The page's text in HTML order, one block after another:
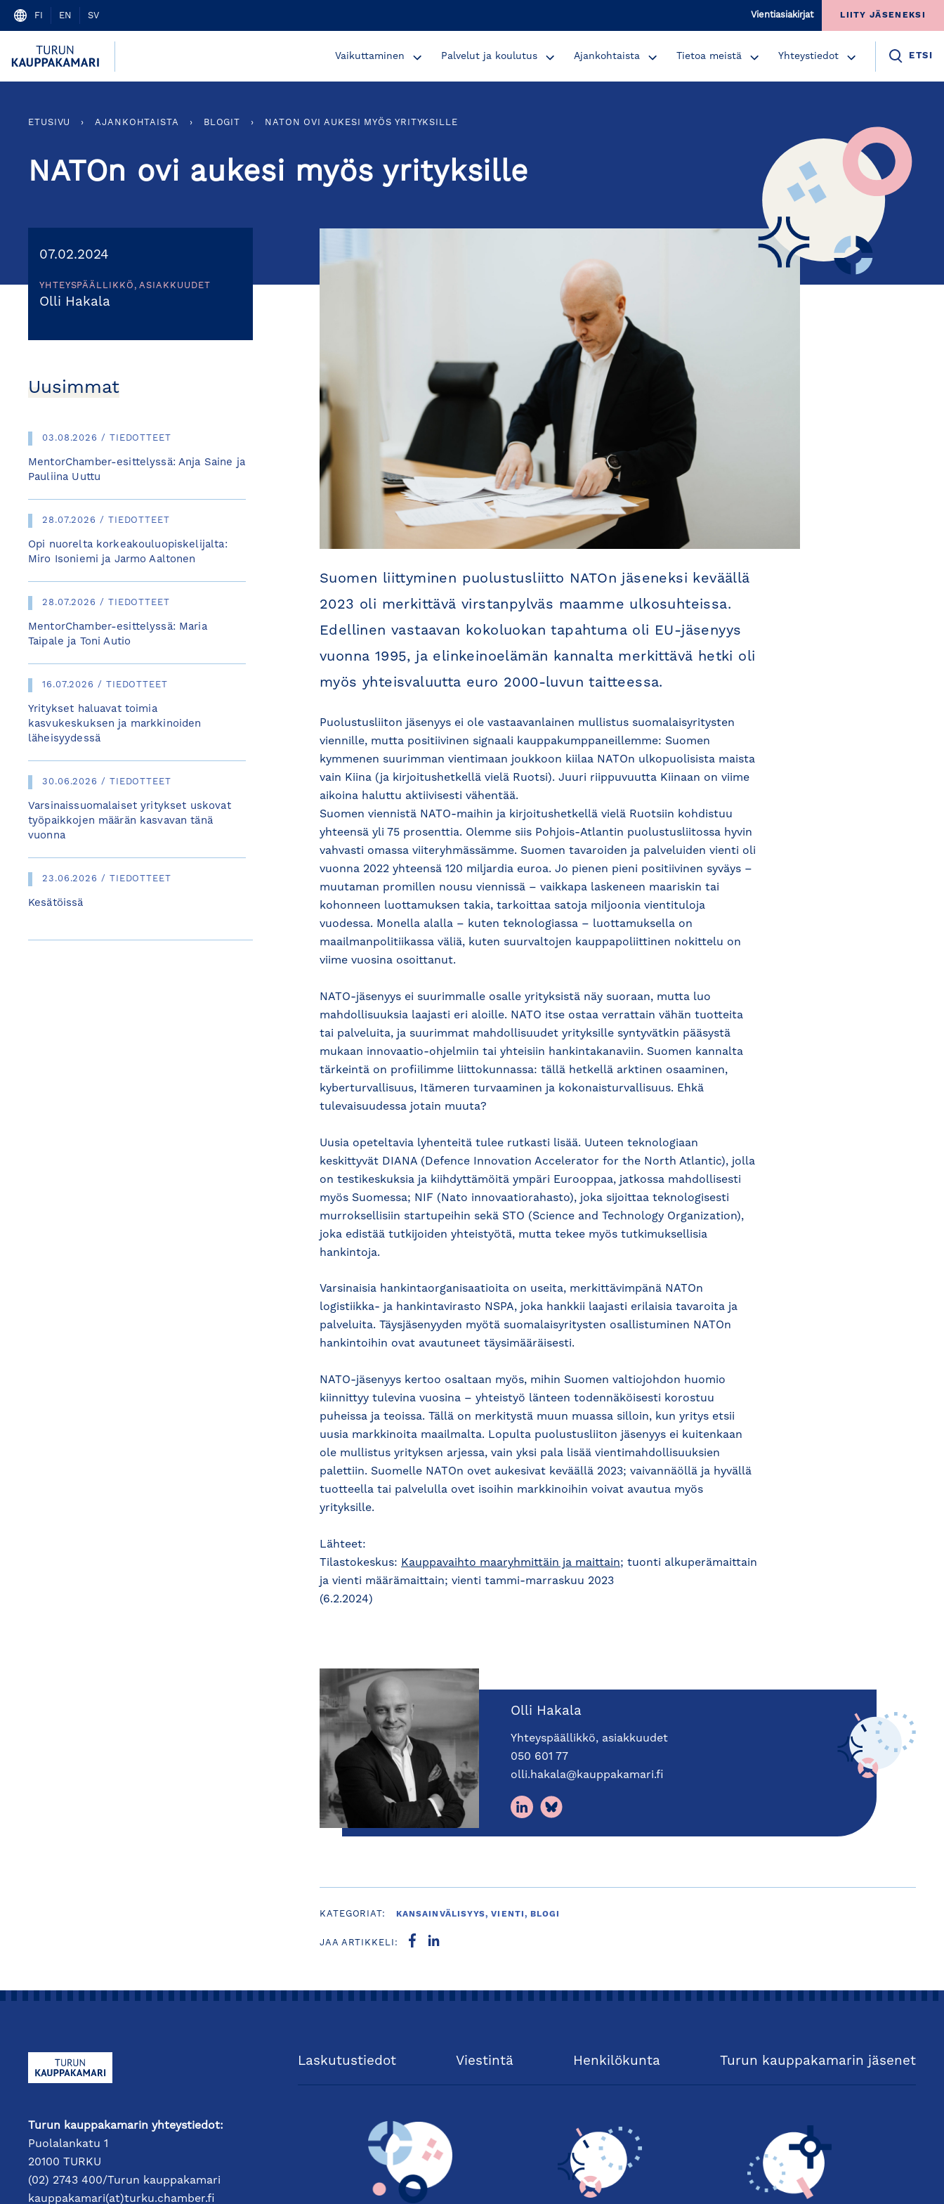
Skip
FI EN SV Vientiasiakirjat LIITY JÄSENEKSI
Vaikuttaminen Palvelut ja koulutus Ajankohtaista Tietoa meistä Yhteystiedot ETSI
ETUSIVU › AJANKOHTAISTA › BLOGIT › NATON OVI AUKESI MYÖS YRITYKSILLE
NATOn ovi aukesi myös yrityksille
07.02.2024
YHTEYSPÄÄLLIKKÖ, ASIAKKUUDET
Olli Hakala
Uusimmat
03.08.2026 / TIEDOTTEET
MentorChamber-esittelyssä: Anja Saine ja
Pauliina Uuttu
28.07.2026 / TIEDOTTEET
Opi nuorelta korkeakouluopiskelijalta:
Miro Isoniemi ja Jarmo Aaltonen
28.07.2026 / TIEDOTTEET
MentorChamber-esittelyssä: Maria
Taipale ja Toni Autio
16.07.2026 / TIEDOTTEET
Yritykset haluavat toimia
kasvukeskuksen ja markkinoiden
läheisyydessä
30.06.2026 / TIEDOTTEET
Varsinaissuomalaiset yritykset uskovat
työpaikkojen määrän kasvavan tänä
vuonna
23.06.2026 / TIEDOTTEET
Kesätöissä
Suomen liittyminen puolustusliitto NATOn jäseneksi keväällä
2023 oli merkittävä virstanpylväs maamme ulkosuhteissa.
Edellinen vastaavan kokoluokan tapahtuma oli EU-jäsenyys
vuonna 1995, ja elinkeinoelämän kannalta merkittävä hetki oli
myös yhteisvaluutta euro 2000-luvun taitteessa.
Puolustusliiton jäsenyys ei ole vastaavanlainen mullistus suomalaisyritysten
viennille, mutta positiivinen signaali kauppakumppaneillemme: Suomen
kymmenen suurimman vientimaan joukkoon kiilaa NATOn ulkopuolisista maista
vain Kiina (ja kirjoitushetkellä vielä Ruotsi). Juuri riippuvuutta Kiinaan on viime
aikoina haluttu aktiivisesti vähentää.
Suomen viennistä NATO-maihin ja kirjoitushetkellä vielä Ruotsiin kohdistuu
yhteensä yli 75 prosenttia. Olemme siis Pohjois-Atlantin puolustusliitossa hyvin
vahvasti omassa viiteryhmässämme. Suomen tavaroiden ja palveluiden vienti oli
vuonna 2022 yhteensä 120 miljardia euroa. Jo pienen pieni positiivinen syväys –
muutaman promillen nousu viennissä – vaikkapa laskeneen maariskin tai
kohonneen luottamuksen takia, tarkoittaa satoja miljoonia vientituloja
vuodessa. Monella alalla – kuten teknologiassa – luottamuksella on
maailmanpolitiikassa väliä, kuten suurvaltojen kauppapoliittinen nokittelu on
viime vuosina osoittanut.
NATO-jäsenyys ei suurimmalle osalle yrityksistä näy suoraan, mutta luo
mahdollisuuksia laajasti eri aloille. NATO itse ostaa verrattain vähän tuotteita
tai palveluita, ja suurimmat mahdollisuudet yrityksille syntyvätkin pääsystä
mukaan innovaatio-ohjelmiin tai yhteisiin hankintakanaviin. Suomen kannalta
tärkeintä on profiilimme liittokunnassa: tällä hetkellä arktinen osaaminen,
kyberturvallisuus, Itämeren turvaaminen ja kokonaisturvallisuus. Ehkä
tulevaisuudessa jotain muuta?
Uusia opeteltavia lyhenteitä tulee rutkasti lisää. Uuteen teknologiaan
keskittyvät DIANA (Defence Innovation Accelerator for the North Atlantic), jolla
on testikeskuksia ja kiihdyttämöitä ympäri Eurooppaa, jatkossa mahdollisesti
myös Suomessa; NIF (Nato innovaatiorahasto), joka sijoittaa teknologisesti
murroksellisiin startupeihin sekä STO (Science and Technology Organization),
joka edistää tutkijoiden yhteistyötä, mutta tekee myös tutkimuksellisia
hankintoja.
Varsinaisia hankintaorganisaatioita on useita, merkittävimpänä NATOn
logistiikka- ja hankintavirasto NSPA, joka hankkii laajasti erilaisia tavaroita ja
palveluita. Täysjäsenyyden myötä suomalaisyritysten osallistuminen NATOn
hankintoihin ovat avautuneet täysimääräisesti.
NATO-jäsenyys kertoo osaltaan myös, mihin Suomen valtiojohdon huomio
kiinnittyy tulevina vuosina – yhteistyö länteen todennäköisesti korostuu
puheissa ja teoissa. Tällä on merkitystä muun muassa silloin, kun yritys etsii
uusia markkinoita maailmalta. Lopulta puolustusliiton jäsenyys ei kuitenkaan
ole mullistus yrityksen arjessa, vain yksi pala lisää vientimahdollisuuksien
palettiin. Suomelle NATOn ovet aukesivat keväällä 2023; vaivannäöllä ja hyvällä
tuotteella tai palvelulla ovet isoihin markkinoihin voivat avautua myös
yrityksille.
Lähteet:
Tilastokeskus: Kauppavaihto maaryhmittäin ja maittain; tuonti alkuperämaittain
ja vienti määrämaittain; vienti tammi-marraskuu 2023
(6.2.2024)
Olli Hakala
Yhteyspäällikkö, asiakkuudet
050 601 77
olli.hakala@kauppakamari.fi
KATEGORIAT: KANSAINVÄLISYYS, VIENTI, BLOGI
JAA ARTIKKELI:
Turun kauppakamarin yhteystiedot:
Puolalankatu 1
20100 TURKU
(02) 2743 400/Turun kauppakamari
kauppakamari(at)turku.chamber.fi
Laskutustiedot Viestintä Henkilökunta Turun kauppakamarin jäsenet